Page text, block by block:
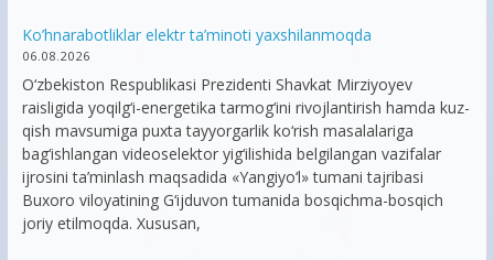
Ko’hnarabotliklar elektr ta’minoti yaxshilanmoqda
06.08.2026
O‘zbekiston Respublikasi Prezidenti Shavkat Mirziyoyev
raisligida yoqilg‘i-energetika tarmog‘ini rivojlantirish hamda kuz-
qish mavsumiga puxta tayyorgarlik ko‘rish masalalariga
bag‘ishlangan videoselektor yig‘ilishida belgilangan vazifalar
ijrosini ta’minlash maqsadida «Yangiyo‘l» tumani tajribasi
Buxoro viloyatining G‘ijduvon tumanida bosqichma-bosqich
joriy etilmoqda. Xususan,